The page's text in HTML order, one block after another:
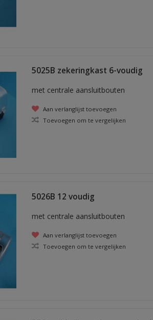
5025B zekeringkast 6-voudig
met centrale aansluitbouten
Aan verlanglijst toevoegen
Toevoegen om te vergelijken
5026B 12 voudig
met centrale aansluitbouten
Aan verlanglijst toevoegen
Toevoegen om te vergelijken